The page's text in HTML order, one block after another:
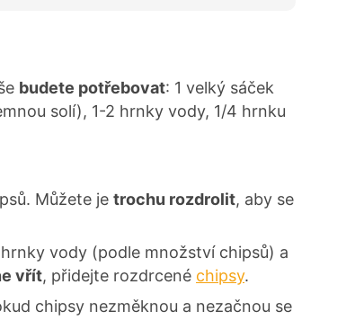
budete potřebovat: 1 velký sáček
solí), 1-2 hrnky vody, 1/4 hrnku
Můžete je trochu rozdrolit, aby se
vody (podle množství chipsů) a
vřít, přidejte rozdrcené chipsy.
chipsy nezměknou a nezačnou se